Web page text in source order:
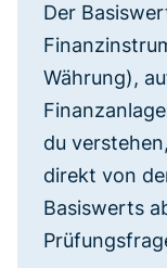
Der
Währung),
du
direkt von
Basiswerts